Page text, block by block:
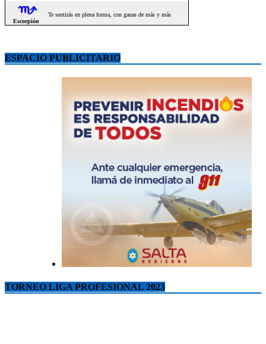
ESPACIO PUBLICITARIO
TORNEO LIGA PROFESIONAL 2023